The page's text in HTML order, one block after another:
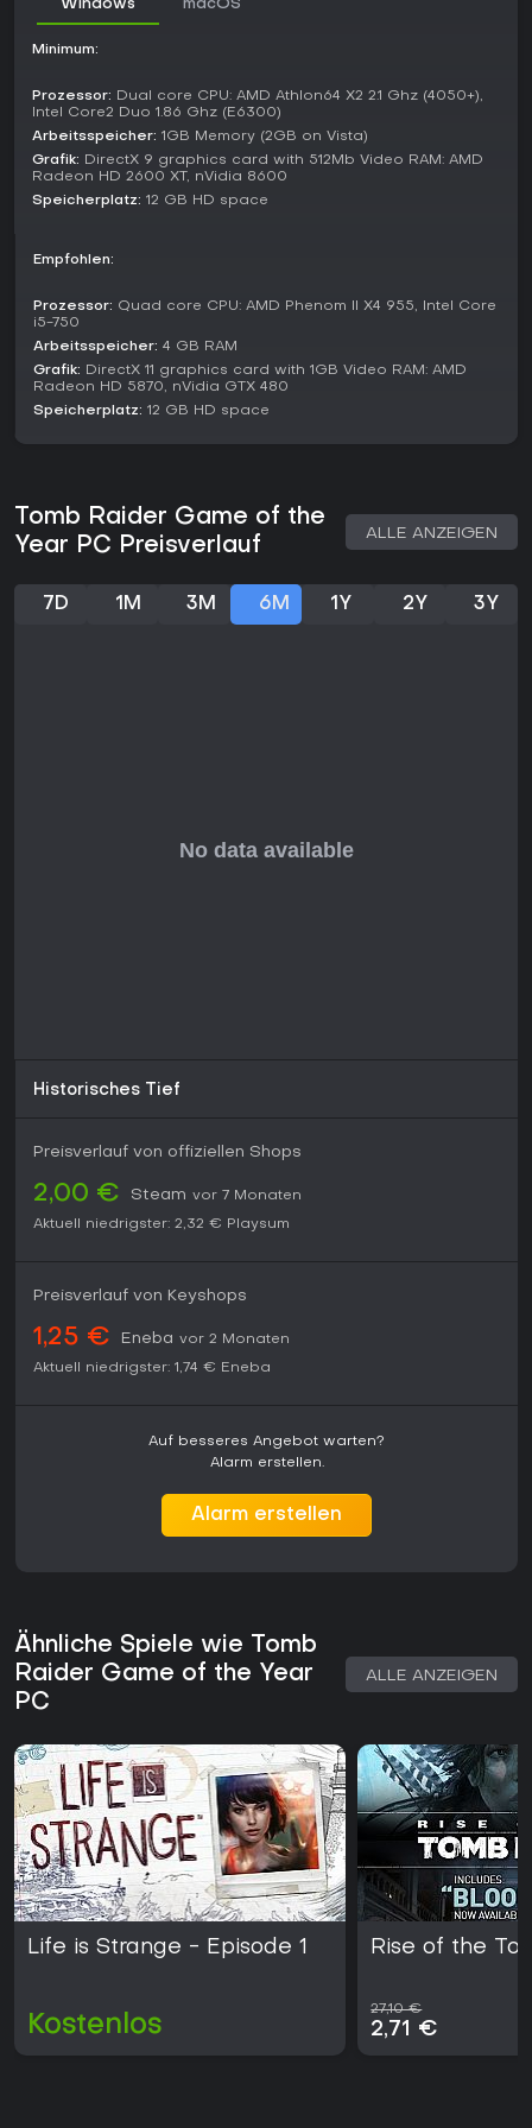
Windows macOS
Minimum:
Prozessor: Dual core CPU: AMD Athlon64 X2 2.1 Ghz (4050+),
Intel Core2 Duo 1.86 Ghz (E6300)
Arbeitsspeicher: 1GB Memory (2GB on Vista)
Grafik: DirectX 9 graphics card with 512Mb Video RAM: AMD
Radeon HD 2600 XT, nVidia 8600
Speicherplatz: 12 GB HD space
Empfohlen:
Prozessor: Quad core CPU: AMD Phenom II X4 955, Intel Core
i5-750
Arbeitsspeicher: 4 GB RAM
Grafik: DirectX 11 graphics card with 1GB Video RAM: AMD
Radeon HD 5870, nVidia GTX 480
Speicherplatz: 12 GB HD space
Tomb Raider Game of the
Year PC Preisverlauf
ALLE ANZEIGEN
7D 1M 3M 6M 1Y 2Y 3Y
Historisches Tief
Preisverlauf von offiziellen Shops
2,00 € Steam vor 7 Monaten
Aktuell niedrigster: 2,32 € Playsum
Preisverlauf von Keyshops
1,25 € Eneba vor 2 Monaten
Aktuell niedrigster: 1,74 € Eneba
Auf besseres Angebot warten?
Alarm erstellen.
Alarm erstellen
Ähnliche Spiele wie Tomb
Raider Game of the Year
PC
ALLE ANZEIGEN
Life is Strange - Episode 1
Kostenlos
Rise of the
27,10 €
2,71 €